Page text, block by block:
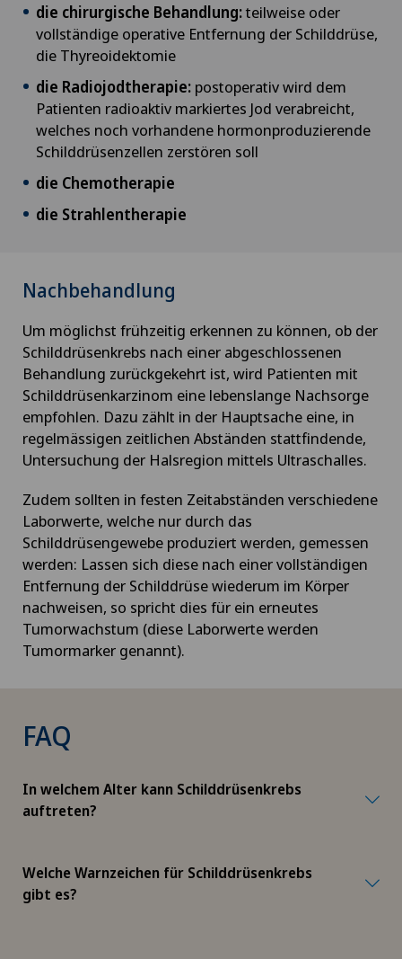
Gallenchirurgie
Gastroenterologie und Hepatologie
Geburt: Alles, was Sie wissen müssen
Geburtshilfe
Therapien
Geriatrie (Altersmedizin)
GLA:D® Programm
Glaskörperveränderungen
Globale Neukonditionierung
Grauer Star (Katarakt)
Grüner Star (Glaukom)
Gynäkologie
Gynäkologische Untersuchungen
Haartransplantation
Hals-Nasen-Ohren-Heilkunde (HNO)
die chirurgische Behandlung:teilweise oder
vollständige operative Entfernung der Schilddrüse,
die Thyreoidektomie
die Radiojodtherapie: postoperativ wird dem
Patienten radioaktiv markiertes Jod verabreicht,
welches noch vorhandene hormonproduzierende
Schilddrüsenzellen zerstören soll
die Chemotherapie
die Strahlentherapie
Nachbehandlung
Um möglichst frühzeitig erkennen zu können, ob der
Schilddrüsenkrebs nach einer abgeschlossenen
Behandlung zurückgekehrt ist, wird Patienten mit
Schilddrüsenkarzinom eine lebenslange Nachsorge
empfohlen. Dazu zählt in der Hauptsache eine, in
regelmässigen zeitlichen Abständen stattfindende,
Untersuchung der Halsregion mittels Ultraschalles.
Zudem sollten in festen Zeitabständen verschiedene
Laborwerte, welche nur durch das
Schilddrüsengewebe produziert werden, gemessen
werden: Lassen sich diese nach einer vollständigen
Entfernung der Schilddrüse wiederum im Körper
nachweisen, so spricht dies für ein erneutes
Tumorwachstum (diese Laborwerte werden
Tumormarker genannt).
FAQ
In welchem Alter kann Schilddrüsenkrebs
auftreten?
Welche Warnzeichen für Schilddrüsenkrebs
gibt es?